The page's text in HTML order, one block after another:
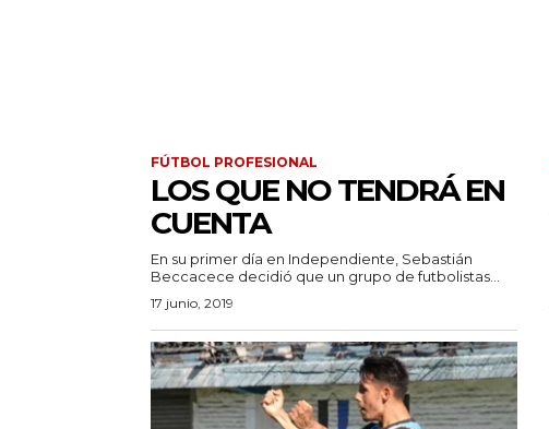
FÚTBOL PROFESIONAL
LOS QUE NO TENDRÁ EN
CUENTA
En su primer día en Independiente, Sebastián
Beccacece decidió que un grupo de futbolistas...
17 junio, 2019